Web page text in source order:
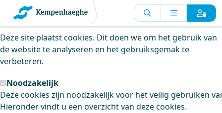
Kempenhaeghe maakt gebruik van
cookies
Deze site plaatst cookies. Dit doen we om het gebruik van
de website te analyseren en het gebruiksgemak te
verbeteren.
Noodzakelijk
Deze cookies zijn noodzakelijk voor het veilig gebruiken
Hieronder vindt u een overzicht van deze cookies.